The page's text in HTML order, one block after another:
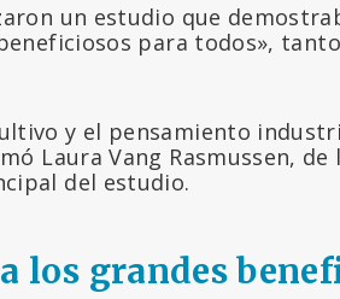
un estudio que
para todos»,
y el pensamiento
Laura Vang Rasmussen,
del estudio.
los grandes